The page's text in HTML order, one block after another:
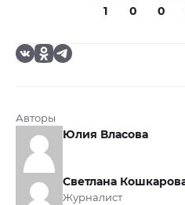
1 0 0
Авторы
Юлия Власова
Светлана
Журналист